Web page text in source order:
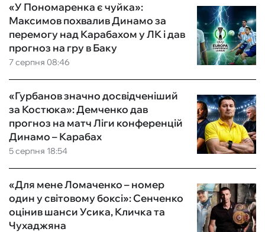
7 серпня 08:46
«У Пономаренка є чуйка»:
Максимов похвалив Динамо за
перемогу над Карабахом у ЛК і дав
прогноз на гру в Баку
5 серпня 18:54
«Гурбанов значно досвідченіший
за Костюка»: Демченко дав
прогноз на матч Ліги конференцій
Динамо – Карабах
«Для мене Ломаченко – номер
один у світовому боксі»: Сенченко
оцінив шанси Усика, Кличка та
Чухаджяна